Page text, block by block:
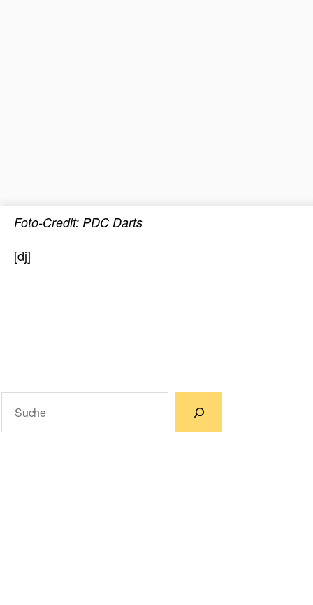
Foto-Credit: PDC Darts
[dj]